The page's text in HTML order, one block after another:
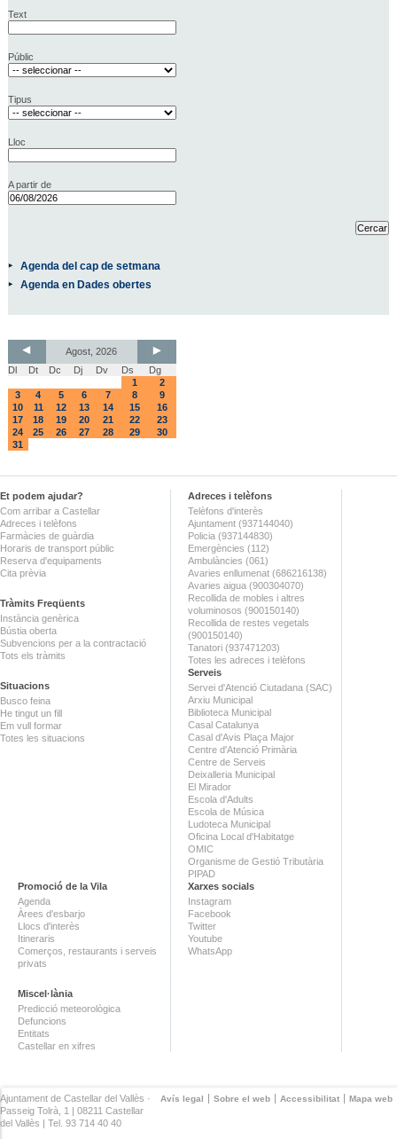
Text
Públic
Tipus
Lloc
A partir de
Agenda del cap de setmana
Agenda en Dades obertes
Agost, 2026
Dl
Dt Dc Dj Dv Ds
Dg
1
2
3
4 5 6 7 8
9
10
11 12 13 14 15
16
17
18 19 20 21 22
23
24
25 26 27 28 29
30
31
Et podem ajudar?
Com arribar a Castellar
Adreces i telèfons
Farmàcies de guàrdia
Horaris de transport públic
Reserva d'equipaments
Cita prèvia
Tràmits Freqüents
Instància genèrica
Bústia oberta
Subvencions per a la contractació
Tots els tràmits
Situacions
Busco feina
He tingut un fill
Em vull formar
Totes les situacions
Adreces i telèfons
Telèfons d'interès
Ajuntament (937144040)
Policia (937144830)
Emergències (112)
Ambulàncies (061)
Avaries enllumenat (686216138)
Avaries aigua (900304070)
Recollida de mobles i altres
voluminosos (900150140)
Recollida de restes vegetals
(900150140)
Tanatori (937471203)
Totes les adreces i telèfons
Serveis
Servei d'Atenció Ciutadana (SAC)
Arxiu Municipal
Biblioteca Municipal
Casal Catalunya
Casal d'Avis Plaça Major
Centre d'Atenció Primària
Centre de Serveis
Deixalleria Municipal
El Mirador
Escola d'Adults
Escola de Música
Ludoteca Municipal
Oficina Local d'Habitatge
OMIC
Organisme de Gestió Tributària
PIPAD
Promoció de la Vila
Agenda
Àrees d'esbarjo
Llocs d'interès
Itineraris
Comerços, restaurants i serveis
privats
Miscel·lània
Predicció meteorològica
Defuncions
Entitats
Castellar en xifres
Xarxes socials
Instagram
Facebook
Twitter
Youtube
WhatsApp
Avís legal Sobre el web Accessibilitat Mapa web
Ajuntament de Castellar del Vallès ·
Passeig Tolrà, 1 | 08211 Castellar
del Vallès | Tel. 93 714 40 40